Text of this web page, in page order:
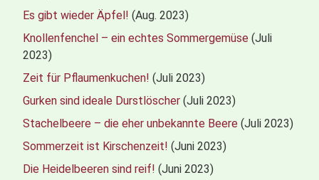
Es gibt wieder Äpfel! (Aug. 2023)
Knollenfenchel – ein echtes Sommergemüse (Juli
2023)
Zeit für Pflaumenkuchen! (Juli 2023)
Gurken sind ideale Durstlöscher (Juli 2023)
Stachelbeere – die eher unbekannte Beere (Juli 2023)
Sommerzeit ist Kirschenzeit! (Juni 2023)
Die Heidelbeeren sind reif! (Juni 2023)